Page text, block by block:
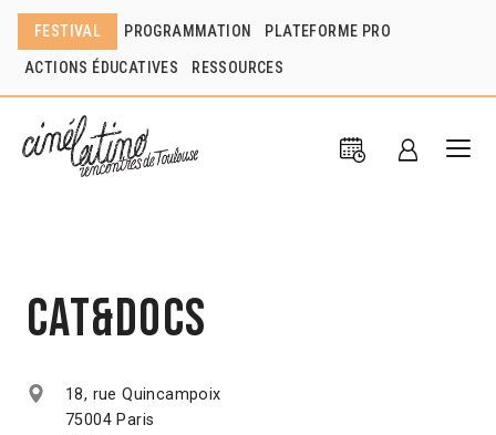
FESTIVAL PROGRAMMATION PLATEFORME PRO
ACTIONS ÉDUCATIVES RESSOURCES
CAT&Docs
18, rue Quincampoix
75004 Paris